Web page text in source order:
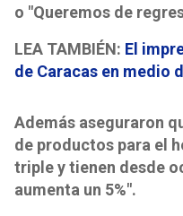
o "Queremos de
LEA TAMBIÉN: El
de Caracas en medio
Además aseguraron
de productos para el
triple y tienen desde
aumenta un 5%".